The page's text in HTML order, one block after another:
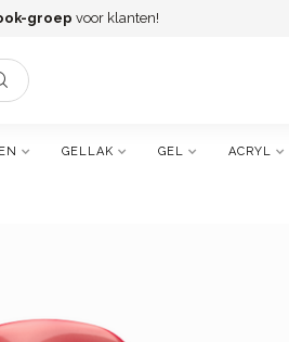
groep voor klanten!
GELLAK GEL ACRYL